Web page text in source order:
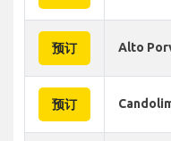
预订 Alto
预订